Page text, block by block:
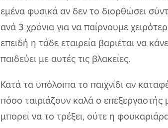
εμένα φυσικά αν δεν το διορθώσει
ανά 3 χρόνια για να παίρνουμε
επειδή η τάδε εταιρεία βαριέται να
παιδεύει με αυτές τις βλακείες.
Κατά τα υπόλοιπα το παιχνίδι αν
πόσο ταιριάζουν καλά ο
μπορεί να το τρέξει, ούτε η